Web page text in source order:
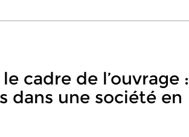
cadre de l’ouvrage :
dans une société en